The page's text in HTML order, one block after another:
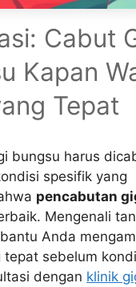
Cabut
Kapan
Tepat
bungsu harus
spesifik yang
pencabutan
Mengenali
Anda
tepat sebelum
dengan klinik